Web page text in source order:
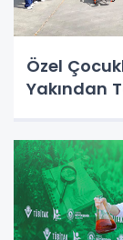
Özel
Yakından